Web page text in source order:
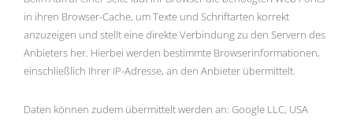
in ihren Browser-Cache, um Texte und Schriftarten korrekt
anzuzeigen und stellt eine direkte Verbindung zu den Servern des
Anbieters her. Hierbei werden bestimmte Browserinformationen,
einschließlich Ihrer IP-Adresse, an den Anbieter übermittelt.
Daten können zudem übermittelt werden an: Google LLC, USA